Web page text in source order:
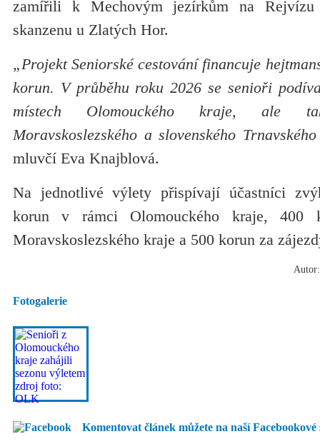
zamířili k Mechovým jezírkům na Rejvízu
skanzenu u Zlatých Hor.
„Projekt Seniorské cestování financuje
korun. V průběhu roku 2026 se senioři
místech Olomouckého kraje, ale
Moravskoslezského a slovenského
mluvčí Eva Knajblová.
Na jednotlivé výlety přispívají účastníci
korun v rámci Olomouckého kraje, 400
Moravskoslezského kraje a 500 korun za
Fotogalerie
Komentovat článek můžete na naší Facebookové